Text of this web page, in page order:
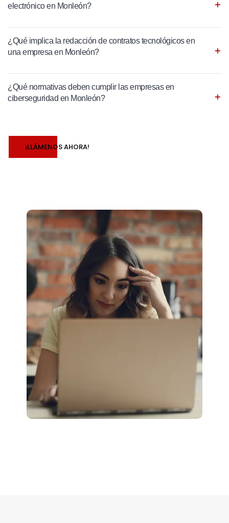
electrónico en Monleón?
¿Qué implica la redacción de contratos tecnológicos en
una empresa en Monleón?
¿Qué normativas deben cumplir las empresas en
ciberseguridad en Monleón?
¡LLÁMENOS AHORA!